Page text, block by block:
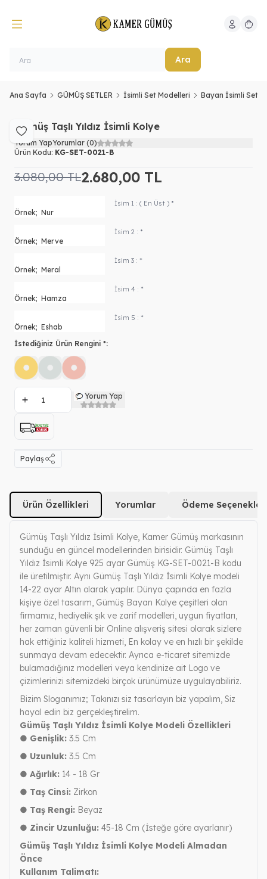
Ara
Hesabım
Ana Sayfa GÜMÜŞ SETLER İsimli Set Modelleri Bayan İsimli Set
Favoriye Ekle
Gümüş Taşlı Yıldız İsimli Kolye
Yorum Yap
Yorumlar (0)
Ürün Kodu: KG-SET-0021-B
3.080,00TL2.680,00 TL
İsim 1 : ( En Üst ) *
İsim 2 : *
İsim 3 : *
İsim 4 : *
İsim 5 : *
İstediğiniz Ürün Rengini *:
Yorum Yap
Paylaş
Ürün Özellikleri Yorumlar Ödeme Seçenekleri
Gümüş Taşlı Yıldız İsimli Kolye, Kamer Gümüş markasının
sunduğu en güncel modellerinden birisidir. Gümüş Taşlı
Yıldız İsimli Kolye 925 ayar Gümüş KG-SET-0021-B kodu
ile üretilmiştir. Aynı Gümüş Taşlı Yıldız İsimli Kolye modeli
14-22 ayar Altın olarak yapılır. Dünya çapında en fazla
kişiye özel tasarım, Gümüş Bayan Kolye çeşitleri olan
firmamız, hediyelik şık ve zarif modelleri, uygun fiyatları,
her zaman güvenli bir Online alışveriş sitesi olarak sizlere
hak ettiğiniz kaliteli hizmeti, En kolay ve en hızlı bir şekilde
sunmaya devam edecektir. Ayrıca e-ticaret sitemizde
bulamadığınız modelleri veya kendinize ait Logo ve
çizimlerinizi sitemizdeki birçok ürünümüze uygulayabiliriz.
Bizim Sloganımız; Takınızı siz tasarlayın biz yapalım, Siz
hayal edin biz gerçekleştirelim.
Gümüş Taşlı Yıldız İsimli Kolye Modeli Özellikleri
● Genişlik: 3.5 Cm
● Uzunluk: 3.5 Cm
● Ağırlık: 14 - 18 Gr
● Taş Cinsi: Zirkon
● Taş Rengi: Beyaz
● Zincir Uzunluğu: 45-18 Cm (İsteğe göre ayarlanır)
Gümüş Taşlı Yıldız İsimli Kolye Modeli Almadan
Önce
Kullanım Talimatı: